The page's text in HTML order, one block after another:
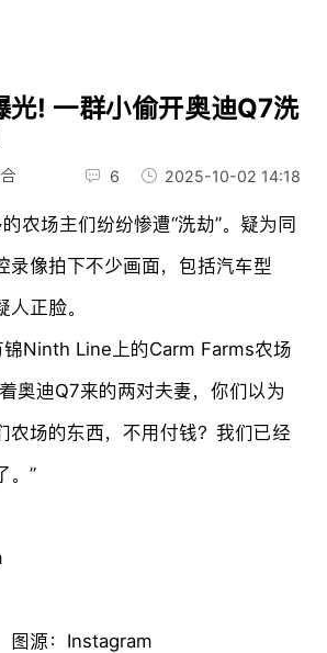
光! 一群小偷开奥迪Q7洗
6 2025-10-02 14:18
农场主们纷纷惨遭“洗劫”。疑为同
录像拍下不少画面，包括汽车型
正脸。
锦Ninth Line上的Carm Farms农场
奥迪Q7来的两对夫妻，你们以为
农场的东西，不用付钱？我们已经
。”
图源：Instagram